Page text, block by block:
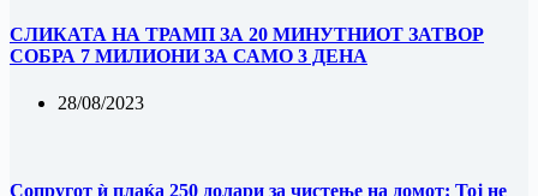
СЛИКАТА НА TРАМП ЗА 20 МИНУТНИОТ ЗАТВОР
СОБРА 7 МИЛИОНИ ЗА САМО 3 ДЕНА
28/08/2023
Сопругот ѝ плаќа 250 долари за чистење на домот: Тој не